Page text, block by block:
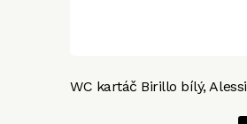
WC kartáč Birillo bílý, Alessi